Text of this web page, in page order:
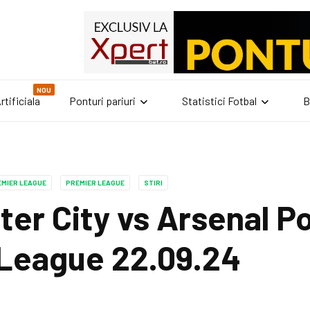
NOU
Ponturi pariuri Statistici Fotbal
LEAGUE PREMIER LEAGUE STIRI
City vs Arsenal
22.09.24